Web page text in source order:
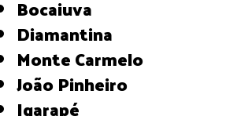
Bocaiuva
Diamantina
Monte Carmelo
João Pinheiro
Igarapé